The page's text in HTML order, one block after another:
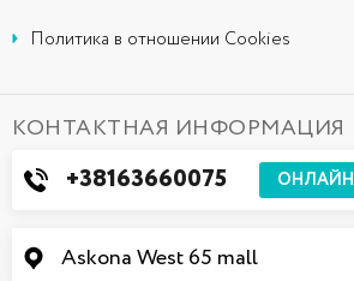
Политика в отношении Cookies
КОНТАКТНАЯ ИНФОРМАЦИЯ
+38163660075 ОНЛАЙН
Askona West 65 mall